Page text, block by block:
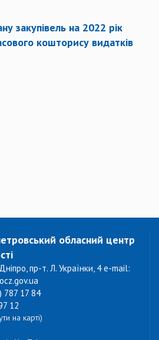
закупівель на 2022 рік
кошторису видатків
обласний центр
пр-т. Л. Українки, 4 e-mail:
787 17 84
12
на карті)